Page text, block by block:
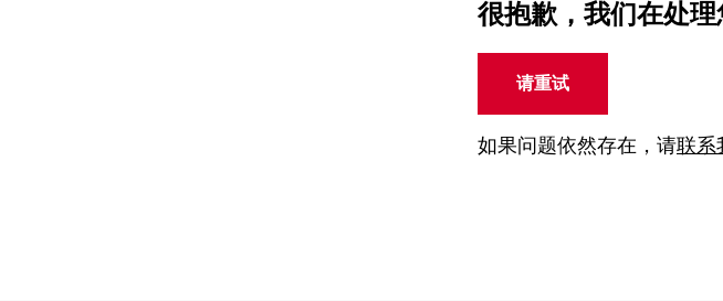
很抱歉，我们在处理
请重试
如果问题依然存在，请联系